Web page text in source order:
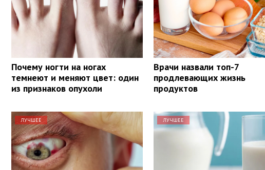
Почему ногти на ногах
темнеют и меняют цвет: один
из признаков опухоли
Врачи назвали топ-7
продлевающих жизнь
продуктов
ЛУЧШЕЕ ЛУЧШЕЕ